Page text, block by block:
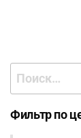
Найти:
Фильтр по